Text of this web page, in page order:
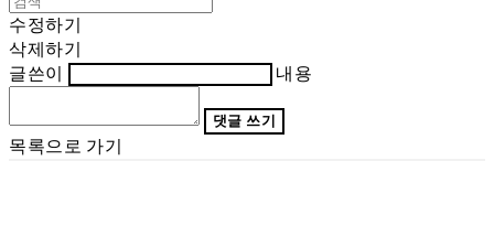
수정하기
삭제하기
글쓴이
내용
댓글 쓰기
목록으로 가기